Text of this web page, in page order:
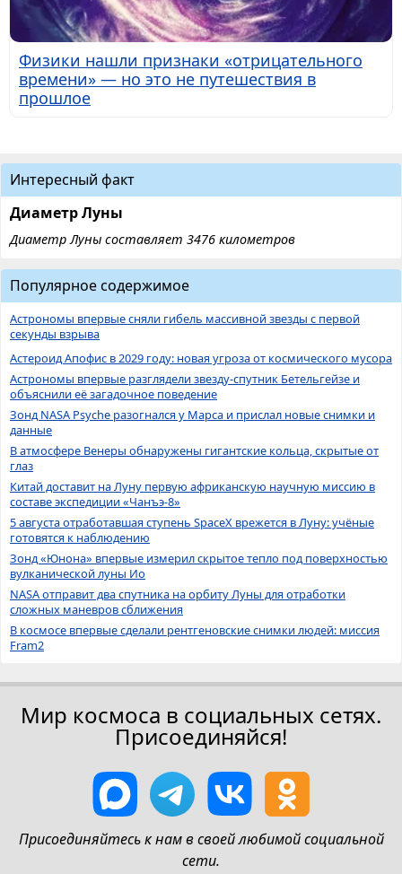
Физики нашли признаки «отрицательного
времени» — но это не путешествия в
прошлое
Интересный факт
Диаметр Луны
Диаметр Луны составляет 3476 километров
Популярное содержимое
Астрономы впервые сняли гибель массивной звезды с первой
секунды взрыва
Астероид Апофис в 2029 году: новая угроза от космического мусора
Астрономы впервые разглядели звезду-спутник Бетельгейзе и
объяснили её загадочное поведение
Зонд NASA Psyche разогнался у Марса и прислал новые снимки и
данные
В атмосфере Венеры обнаружены гигантские кольца, скрытые от
глаз
Китай доставит на Луну первую африканскую научную миссию в
составе экспедиции «Чанъэ-8»
5 августа отработавшая ступень SpaceX врежется в Луну: учёные
готовятся к наблюдению
Зонд «Юнона» впервые измерил скрытое тепло под поверхностью
вулканической луны Ио
NASA отправит два спутника на орбиту Луны для отработки
сложных маневров сближения
В космосе впервые сделали рентгеновские снимки людей: миссия
Fram2
Мир космоса в социальных сетях.
Присоединяйся!
Присоединяйтесь к нам в своей любимой социальной
сети.